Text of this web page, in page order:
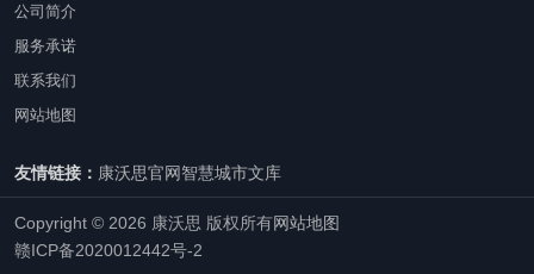
公司简介
服务承诺
联系我们
网站地图
友情链接： 康沃思官网智慧城市文库
Copyright © 2026 康沃思 版权所有网站地图
赣ICP备2020012442号-2